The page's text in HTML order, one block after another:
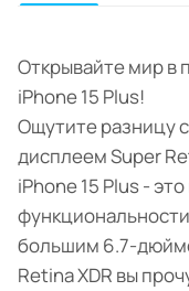
Открывайте мир в
iPhone 15 Plus!
Ощутите разницу
дисплеем Super
iPhone 15 Plus -
большим 6.7-
Retina XDR вы